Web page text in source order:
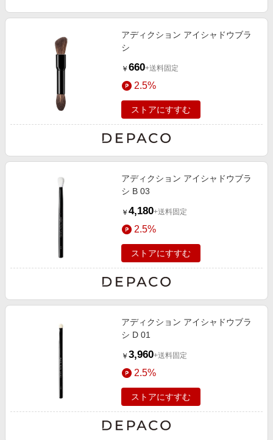
アディクション アイシャドウブラ
シ
￥ 660+送料固定
2.5%
ストアにすすむ
アディクション アイシャドウブラ
シ B 03
￥ 4,180+送料固定
2.5%
ストアにすすむ
アディクション アイシャドウブラ
シ D 01
￥ 3,960+送料固定
2.5%
ストアにすすむ